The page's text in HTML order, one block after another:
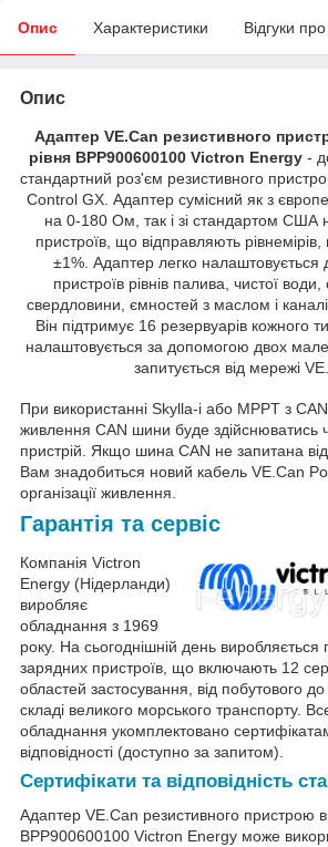
Опис Характеристики Відгуки
Опис
Адаптер VE.Can резистивного
рівня BPP900600100 Victron Energy-
стандартний роз'єм резистивного
Control GX. Адаптер сумісний як з
на 0-180 Ом, так і зі стандартом
пристроїв, що відправляють
±1%. Адаптер легко налаштовується
пристроїв рівнів палива, чистої води,
свердловини, ємностей з маслом і
Він підтримує 16 резервуарів кожного
налаштовується за допомогою двох
запитується від мережі
При використанні Skylla-i або MPPT з
живлення CAN шини буде здійснюватись
пристрій. Якщо шина CAN не запитана
Вам знадобиться новий кабель VE.Can
організації живлення.
Гарантія та сервіс
Компанія Victron
Energy (Нідерланди)
виробляє
обладнання з 1969
року. На сьогоднішній день
зарядних пристроїв, що включають 12
областей застосування, від побутового
складі великого морського транспорту.
обладнання укомплектовано
відповідності (доступно за запитом).
Сертифікати та відповідність
Адаптер VE.Can резистивного пристрою
BPP900600100 Victron Energy може